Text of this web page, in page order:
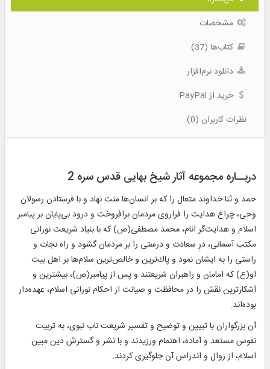
مشخصات
کتاب‌ها (37)
دانلود نرم‌افزار
خرید از PayPal
نظرات کاربران (0)
دربــاره مجموعه آثار شیخ بهایی قدس سره 2
حمد و ثنا خداوند متعال را كه بر انسان‌ها منت نهاد و با فرستادن رسولان
وحى، چراغ هدايت را فراروى مردمان برافروخت و درود بى‌پايان بر پيامبر
اسلام و هدايت‌گر انام، محمد مصطفى(ص) كه با بنياد شريعت نورانى
مكتب آسمانى، درِ سعادت و درستى را بر مردمان گشود و راه نجات و
راستى را به ايشان نمود و پاك‌ترين و خالص‌ترين سلام‌ها بر اهل بيت
او(ع) كه امامان و راهبران شريعتند و پس از پيامبر(ص)، بيشترين و
آشكارترين نقش را در محافظت و صيانت از احكام نورانى اسلام، عهده‌دار
بوده‌اند.
آن بزرگواران با تبيين و توضيح و تفسير شريعت ناب نبوى، به تربيت
نفوس مستعد و آماده، اهتمام ورزيدند و با نشر و گسترش دين مبين
اسلام، از زوال و اندراس آن جلوگيرى كردند.